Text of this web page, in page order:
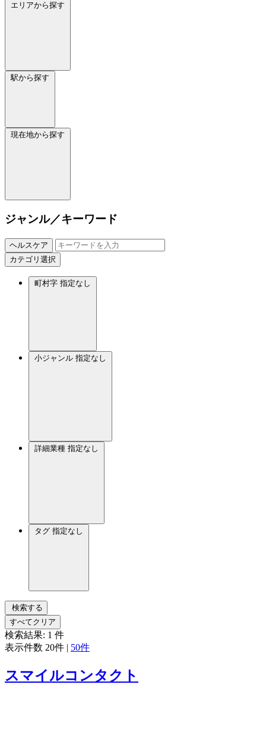
エリアから探す
駅から探す
現在地から探す
ジャンル／キーワード
ヘルスケア
カテゴリ選択
町村字 指定なし
小ジャンル 指定なし
詳細業種 指定なし
タグ 指定なし
検索する
すべてクリア
検索結果: 1 件
表示件数 20件 | 50件
スマイルコンタクト